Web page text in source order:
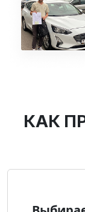
КАК